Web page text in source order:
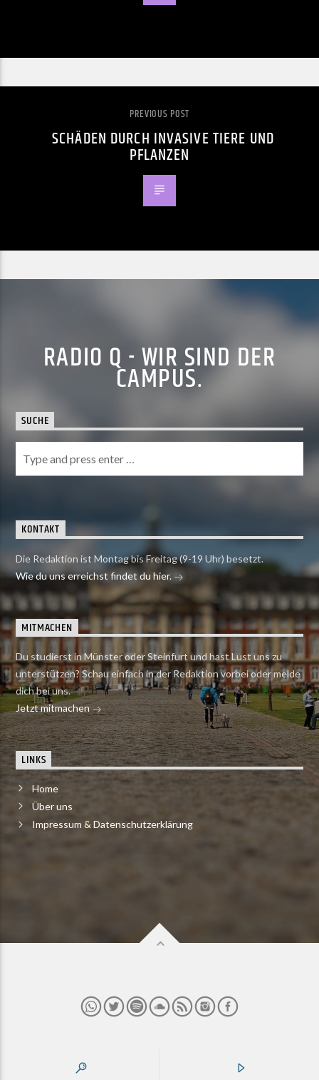
PREVIOUS POST
SCHÄDEN DURCH INVASIVE TIERE UND
PFLANZEN
RADIO Q - WIR SIND DER
CAMPUS.
SUCHE
KONTAKT
Die Redaktion ist Montag bis Freitag (9-19 Uhr) besetzt.
Wie du uns erreichst findet du hier.
MITMACHEN
Du studierst in Münster oder Steinfurt und hast Lust uns zu
unterstützen? Schau einfach in der Redaktion vorbei oder melde
dich bei uns.
Jetzt mitmachen
LINKS
Home
Über uns
Impressum & Datenschutzerklärung